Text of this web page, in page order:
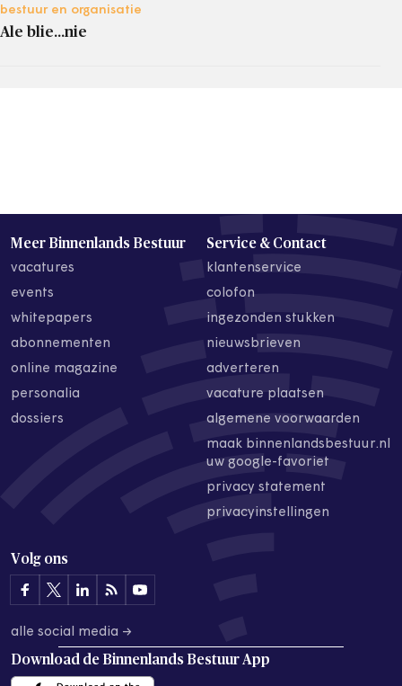
bestuur en organisatie
Ale blie...nie
Meer Binnenlands Bestuur
vacatures
events
whitepapers
abonnementen
online magazine
personalia
dossiers
Service & Contact
klantenservice
colofon
ingezonden stukken
nieuwsbrieven
adverteren
vacature plaatsen
algemene voorwaarden
maak binnenlandsbestuur.nl
uw google-favoriet
privacy statement
privacyinstellingen
Volg ons
alle social media →
Download de Binnenlands Bestuur App